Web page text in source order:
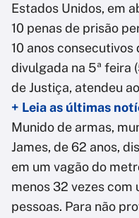
Estados Unidos, em
10 penas de prisão
10 anos
divulgada na 5ª feira
de Justiça, atendeu
+ Leia as últimas
Munido de armas,
James, de 62 anos,
em um vagão do
menos 32 vezes com
pessoas. Para não